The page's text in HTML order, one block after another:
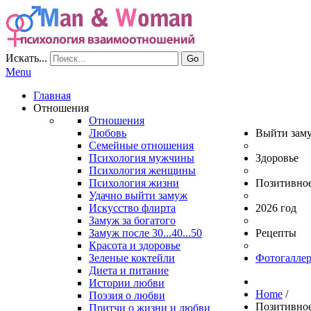
Искать... Go
Menu
Главная
Отношения
Отношения
Любовь
Семейные отношения
Психология мужчины
Психология женщины
Психология жизни
Выйти
Удачно выйти замуж
Искусство флирта
Замуж за богатого
Замуж после 30...40...50
Здоровье
Красота и здоровье
Зеленые коктейли
Диета и питание
Истории любви
Поэзия о любви
Притчи о жизни и любви
2026 год
Рецепты
Home /